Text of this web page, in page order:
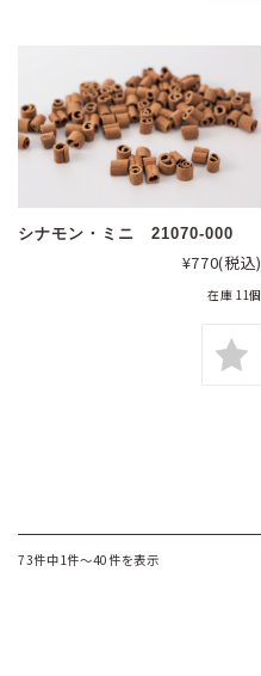
シナモン・ミニ 21070-000
¥770(税込)
在庫 11個
73件中1件～40件を表示